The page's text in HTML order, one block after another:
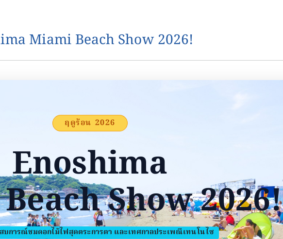
Miami Beach Show 2026!
ฤดูร้อน 2026
Enoshima
Show 2026!
บการณ์ชมดอกไม้ไฟสุดตระการตา และเทศกาลประเพณีเทนโนไซ